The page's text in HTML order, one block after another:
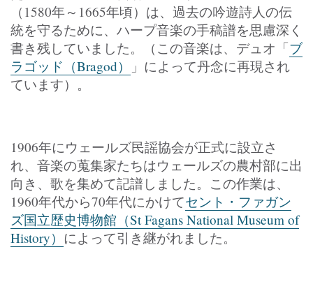
（1580年～1665年頃）は、過去の吟遊詩人の伝
統を守るために、ハープ音楽の手稿譜を思慮深く
書き残していました。（この音楽は、デュオ「ブ
ラゴッド（Bragod）
」によって丹念に再現され
ています）。
1906年にウェールズ民謡協会が正式に設立さ
れ、音楽の蒐集家たちはウェールズの農村部に出
向き、歌を集めて記譜しました。この作業は、
1960年代から70年代にかけてセント・ファガン
ズ国立歴史博物館（St Fagans National Museum of
History） によって引き継がれました。